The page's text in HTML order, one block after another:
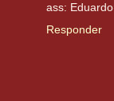
ass: Eduardo
Responder